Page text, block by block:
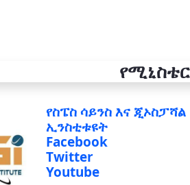
የስፔስ ሳይንስ እና ጂኦስፓሻል
ኢንስቲቱዩት
Facebook
Twitter
Youtube